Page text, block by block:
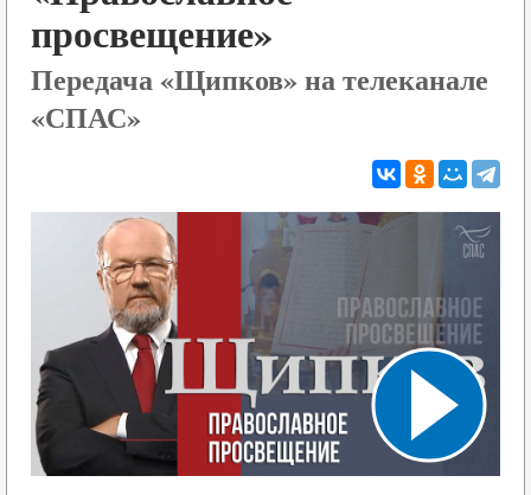
просвещение»
Передача «Щипков» на телеканале
«СПАС»